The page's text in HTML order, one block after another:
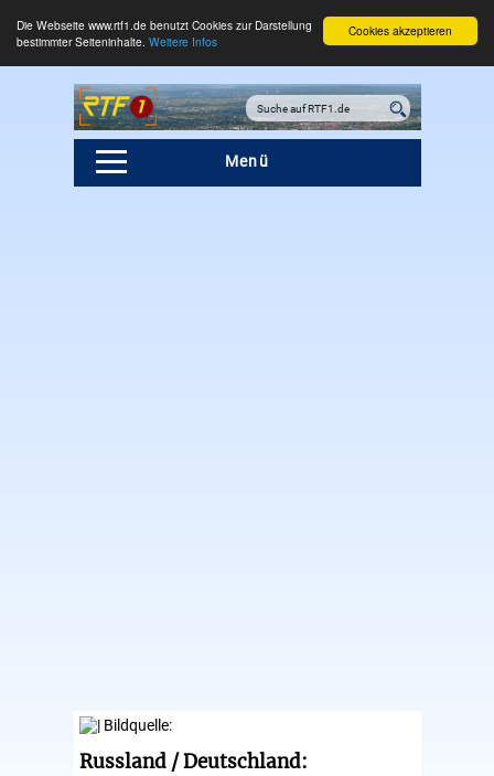
Cookies akzeptieren
Die Webseite www.rtf1.de benutzt Cookies zur Darstellung
bestimmter Seiteninhalte. Weitere Infos
Menü
Russland / Deutschland: